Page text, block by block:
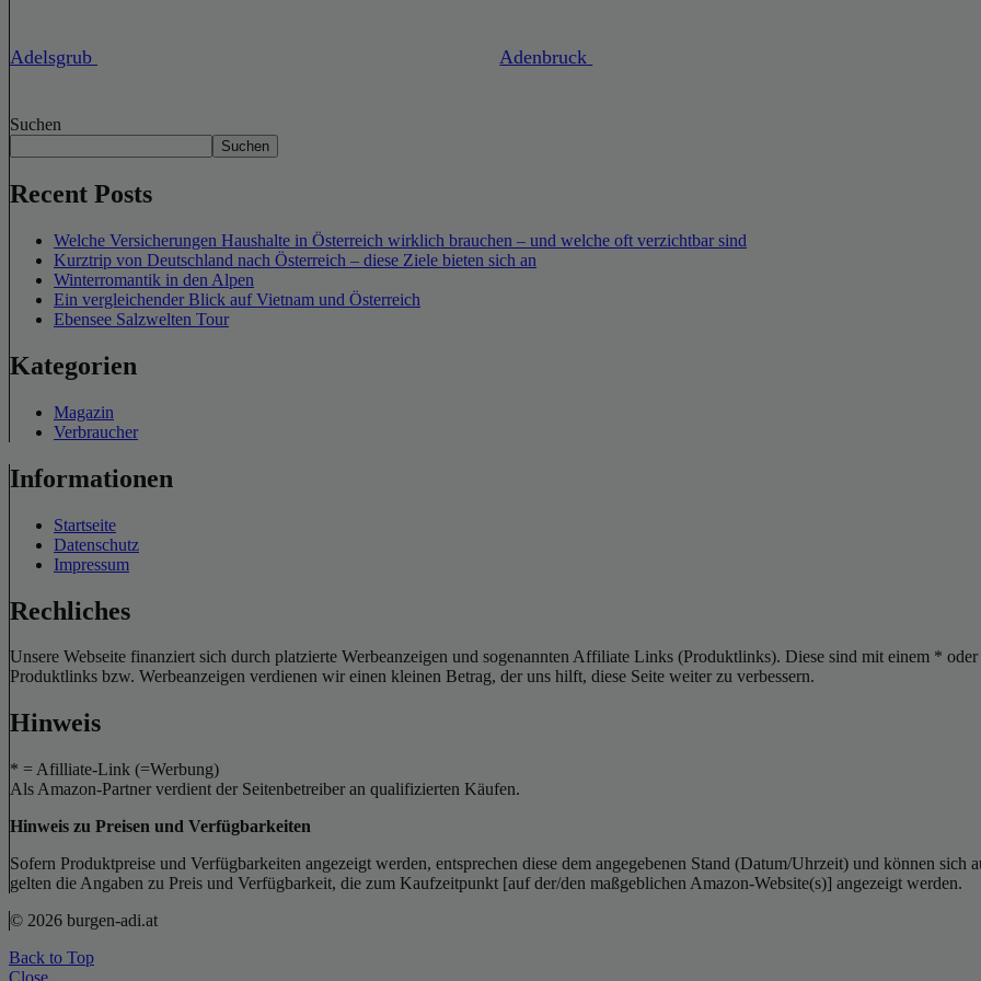
Adelsgrub Adenbruck
Suchen
Suchen
Recent Posts
Welche Versicherungen Haushalte in Österreich wirklich brauchen – und welche oft verzichtbar sind
Kurztrip von Deutschland nach Österreich – diese Ziele bieten sich an
Winterromantik in den Alpen
Ein vergleichender Blick auf Vietnam und Österreich
Ebensee Salzwelten Tour
Kategorien
Magazin
Verbraucher
Informationen
Startseite
Datenschutz
Impressum
Rechliches
Unsere Webseite finanziert sich durch platzierte Werbeanzeigen und sogenannten Affiliate Links (Produktlinks). Diese sind mit einem *
Produktlinks bzw. Werbeanzeigen verdienen wir einen kleinen Betrag, der uns hilft, diese Seite weiter zu verbessern.
Hinweis
* = Afilliate-Link (=Werbung)
Als Amazon-Partner verdient der Seitenbetreiber an qualifizierten Käufen.
Hinweis zu Preisen und Verfügbarkeiten
Sofern Produktpreise und Verfügbarkeiten angezeigt werden, entsprechen diese dem angegebenen Stand (Datum/Uhrzeit) und können
gelten die Angaben zu Preis und Verfügbarkeit, die zum Kaufzeitpunkt [auf der/den maßgeblichen Amazon-Website(s)] angezeigt werden.
© 2026 burgen-adi.at
Back to Top